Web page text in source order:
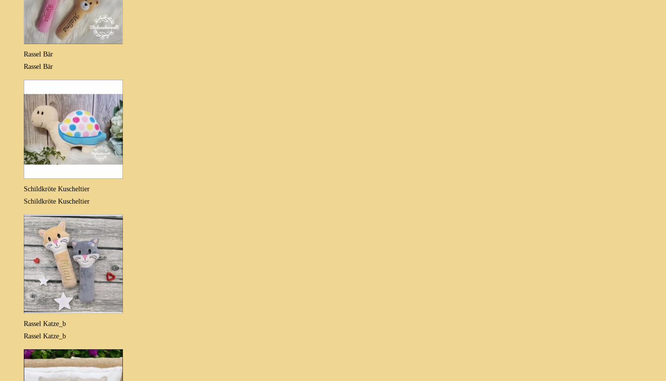
Rassel Bär
Rassel Bär
Schildkröte Kuscheltier
Schildkröte Kuscheltier
Rassel Katze_b
Rassel Katze_b